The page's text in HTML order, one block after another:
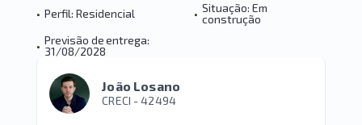
• Perfil: Residencial • Situação: Em
construção
• Previsão de entrega:
31/08/2028
João Losano
CRECI -42494